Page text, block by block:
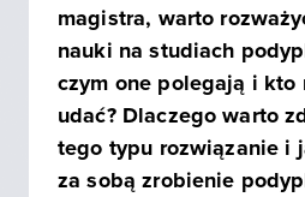
magistra, warto
nauki na studiach
czym one polegają i kto
udać? Dlaczego warto
tego typu rozwiązanie i
za sobą zrobienie